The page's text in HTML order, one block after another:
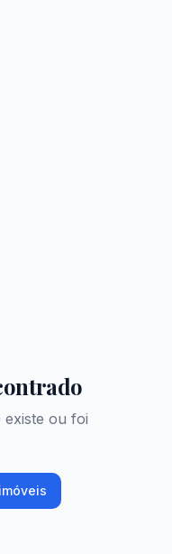
ou foi